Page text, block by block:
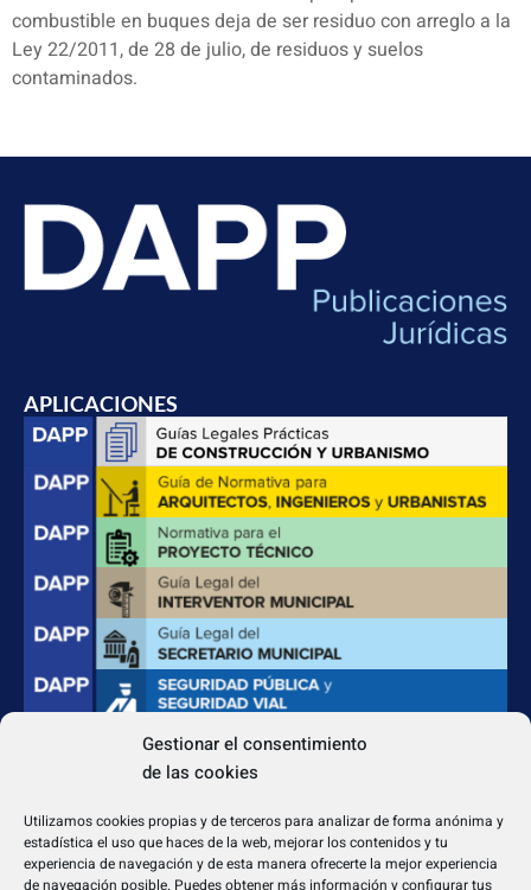
Gestionar el consentimiento
de las cookies
Utilizamos cookies propias y de terceros para analizar de forma anónima y
estadística el uso que haces de la web, mejorar los contenidos y tu
experiencia de navegación y de esta manera ofrecerte la mejor experiencia
de navegación posible. Puedes obtener más información y configurar tus
combustible en buques deja de ser residuo con arreglo a la
Ley 22/2011, de 28 de julio, de residuos y suelos
contaminados.
APLICACIONES
dapp@dappeditorial.es